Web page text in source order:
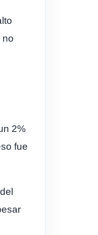
no
2%
fue